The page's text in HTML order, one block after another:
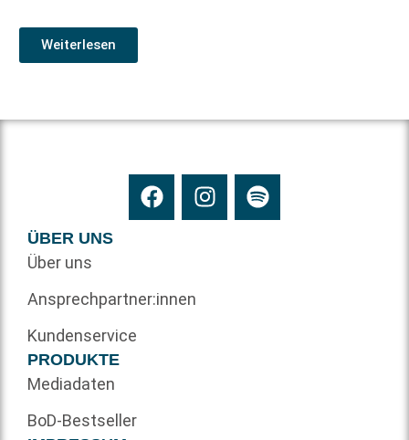
Weiterlesen
ÜBER UNS
Über uns
Ansprechpartner:innen
Kundenservice
PRODUKTE
Mediadaten
BoD-Bestseller